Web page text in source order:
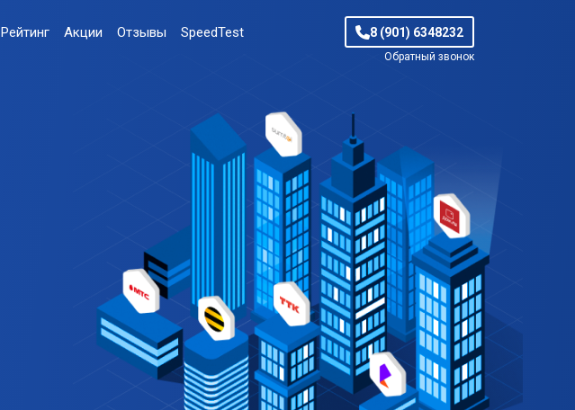
Рейтинг Акции Отзывы SpeedTest 8 (901) 6348232
Обратный звонок